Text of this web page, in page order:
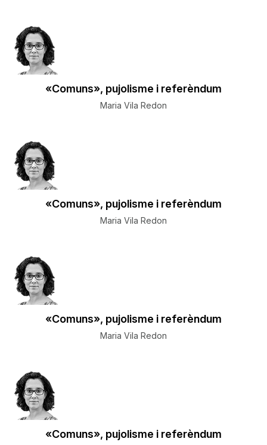
«Comuns», pujolisme i referèndum
Maria Vila Redon
«Comuns», pujolisme i referèndum
Maria Vila Redon
«Comuns», pujolisme i referèndum
Maria Vila Redon
«Comuns», pujolisme i referèndum